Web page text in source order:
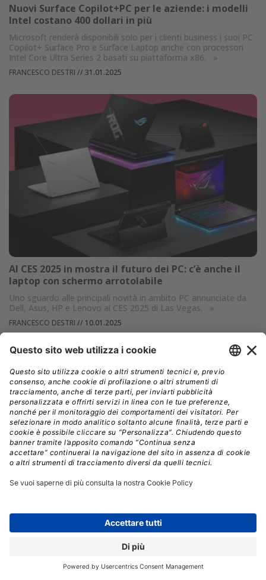
Nuovi Surface Copilot+PC per le aziende: i modelli
Intel costano 400 dollari in più
Microsoft renderà disponibili solo per i clienti business i suoi PC
Copilot+ Surface Pro e Surface Laptop anche con processori
Intel Core Ultra Series 2 basati su piattaforma x86.
»
FRANCESCO DESTRI // 31.01.2025
Al CES 2025 in mostra il futuro dei PC: c’è anche il
laptop con schermo arrotolabile
Uno sguardo alle principali novità in ambito PC annunciate da
Dell, Asus, HP e Lenovo al CES 2025 di Las Vegas.
»
FRANCESCO DESTRI // 10.01.2025
Ecco i nuovi MacBook Pro con chip M4, che per Apple
sono meglio degli AI PC
Disponibili in Italia dall'8 novembre, i nuovi MacBook Pro da 14''
elevatissime anche in ambito IA.»